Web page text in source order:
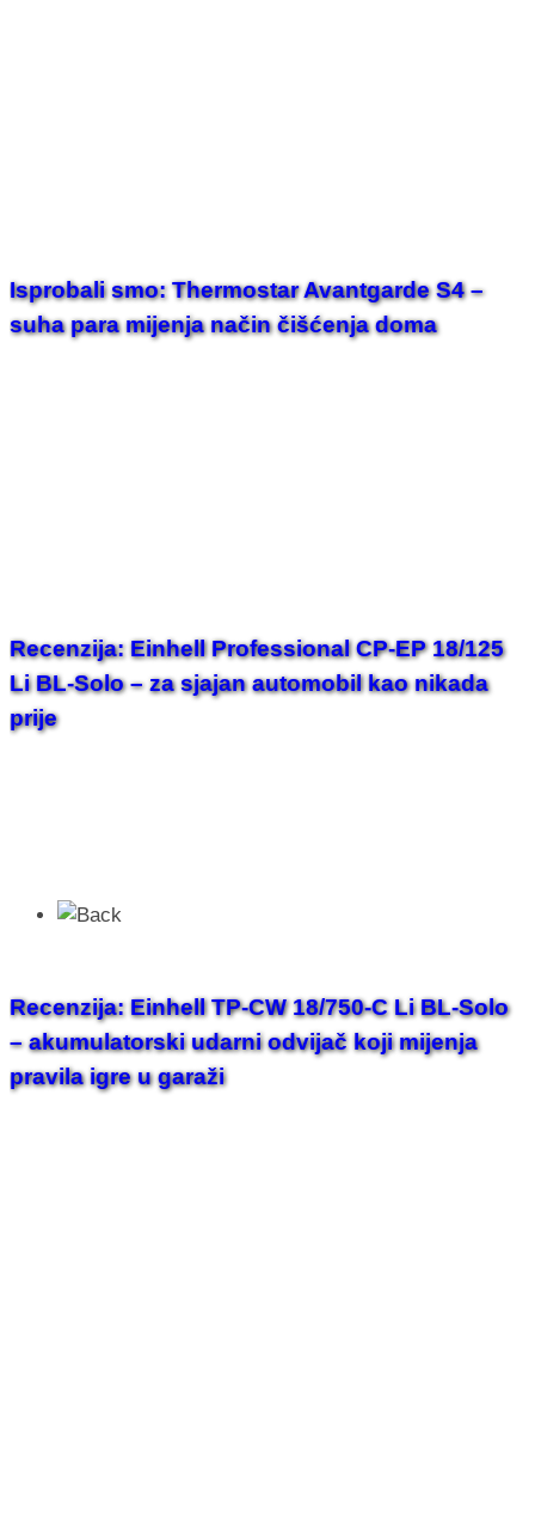
Isprobali smo: Thermostar Avantgarde S4 –
suha para mijenja način čišćenja doma
Recenzija: Einhell Professional CP-EP 18/125
Li BL-Solo – za sjajan automobil kao nikada
prije
Recenzija: Einhell TP-CW 18/750-C Li BL-Solo
– akumulatorski udarni odvijač koji mijenja
pravila igre u garaži